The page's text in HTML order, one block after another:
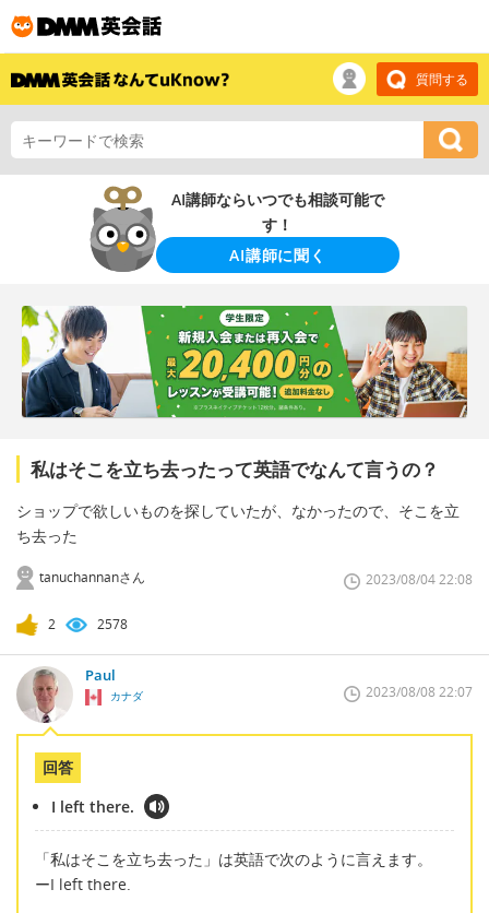
質問する
AI講師ならいつでも相談可能で
す！
AI講師に聞く
私はそこを立ち去ったって英語でなんて言うの？
ショップで欲しいものを探していたが、なかったので、そこを立
ち去った
tanuchannanさん 2023/08/04 22:08
2 2578
Paul
カナダ 2023/08/08 22:07
回答
I left there.
「私はそこを立ち去った」は英語で次のように言えます。
ーI left there.